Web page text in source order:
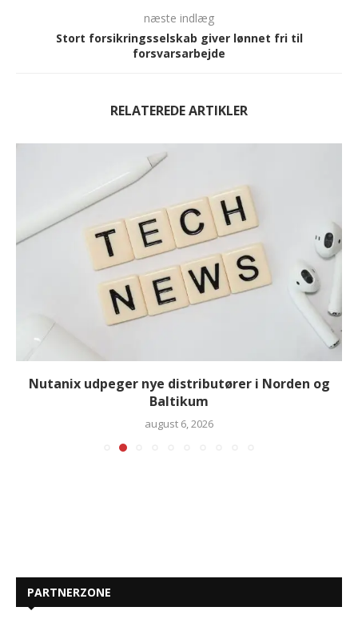
næste indlæg
Stort forsikringsselskab giver lønnet fri til
forsvarsarbejde
RELATEREDE ARTIKLER
Nutanix udpeger nye distributører i Norden og
Baltikum
august 6, 2026
PARTNERZONE